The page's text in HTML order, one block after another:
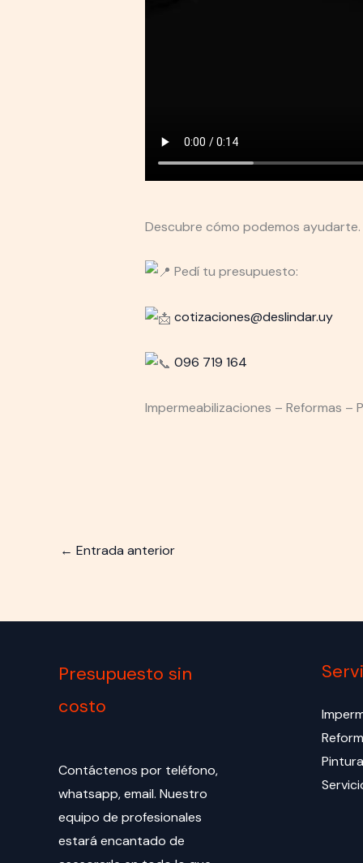
Descubre cómo podemos ayudarte.
Pedí tu presupuesto:
cotizaciones@deslindar.uy
096 719 164
Impermeabilizaciones – Reformas –
← Entrada anterior
Presupuesto sin
costo
Contáctenos por teléfono,
whatsapp, email. Nuestro
equipo de profesionales
estará encantado de